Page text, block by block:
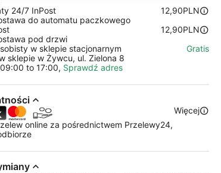
24/7 InPost
do automatu paczkowego
12,90PLN
pod drzwi
12,90PLN
w sklepie stacjonarnym
sklepie w Żywcu, ul. Zielona 8
to 17:00, Sprawdź adres
Gratis
online za pośrednictwem Przelewy24,
Więcej